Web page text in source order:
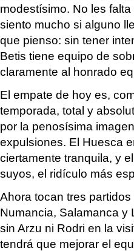
modestísimo. No les
siento mucho si alguno
que pienso: sin tener
Betis tiene equipo de
claramente al honrado
El empate de hoy es,
temporada, total y
por la penosísima
expulsiones. El Huesca
ciertamente tranquila, y
suyos, el ridículo más
Ahora tocan tres
Numancia, Salamanca y
sin Arzu ni Rodri en la
tendrá que mejorar el